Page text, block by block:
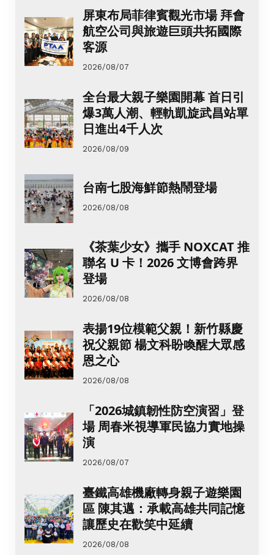
屏東布局菲律賓觀光市場 拜會
航空公司與旅遊巨頭共拓國際
客源
2026/08/07
全台最大親子樂園開幕 首日引
爆3萬人潮、輕軌凱旋武昌站單
日進出4千人次
2026/08/09
台南七股海鮮節熱鬧登場
2026/08/08
《茶葉少女》攜手 NOXCAT 推
聯名 U 卡！2026 文博會跨界
登場
2026/08/08
表揚19位模範父親！新竹縣慶
祝父親節 楊文科盼喚醒大眾感
恩之心
2026/08/08
「2026城鎮韌性防空演習」登
場 周春米視導軍民協力實地操
演
2026/08/07
臺鐵高雄機廠轉身親子遊樂園
區 陳其邁：承載高雄共同記憶
讓歷史在歡笑中延續
2026/08/08